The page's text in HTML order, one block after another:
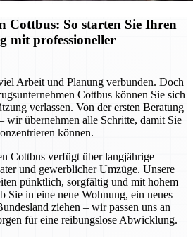
Cottbus: So starten Sie Ihren
mit professioneller
Arbeit und Planung verbunden. Doch
Cottbus können Sie sich
verlassen. Von der ersten Beratung
wir übernehmen alle Schritte, damit Sie
können.
Cottbus verfügt über langjährige
und gewerblicher Umzüge. Unsere
pünktlich, sorgfältig und mit hohem
Sie in eine neue Wohnung, ein neues
ziehen – wir passen uns an
für eine reibungslose Abwicklung.